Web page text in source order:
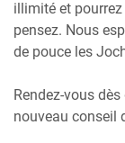
illimité et
pensez. Nous
de pouce les
Rendez-vous
nouveau conseil